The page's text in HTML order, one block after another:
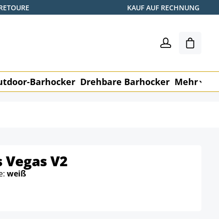
KAUF AUF RECHNUNG
Barhocker Drehbare Barhocker Mehr
V2
weiß